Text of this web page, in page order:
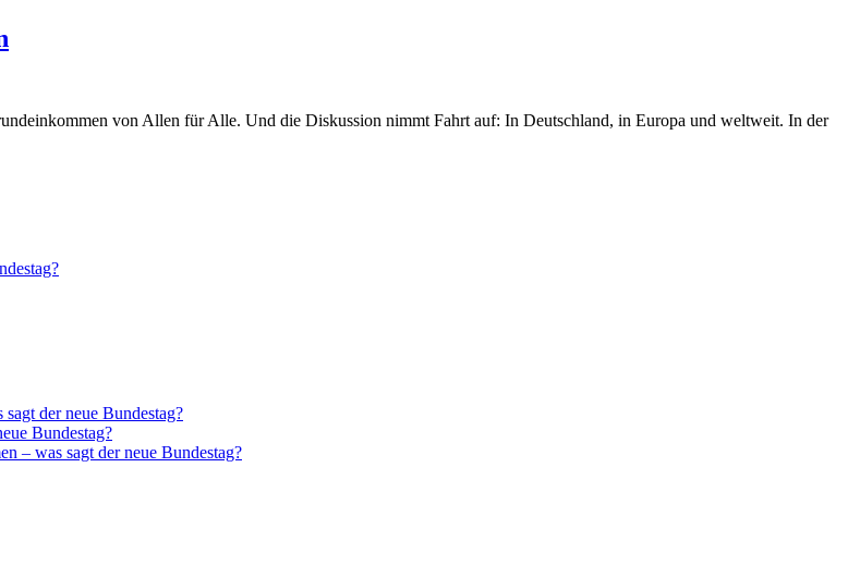
von Allen für Alle. Und die Diskussion nimmt Fahrt auf: In Deutschland, in Europa und weltweit. In der
der neue Bundestag?
Bundestag?
– was sagt der neue Bundestag?